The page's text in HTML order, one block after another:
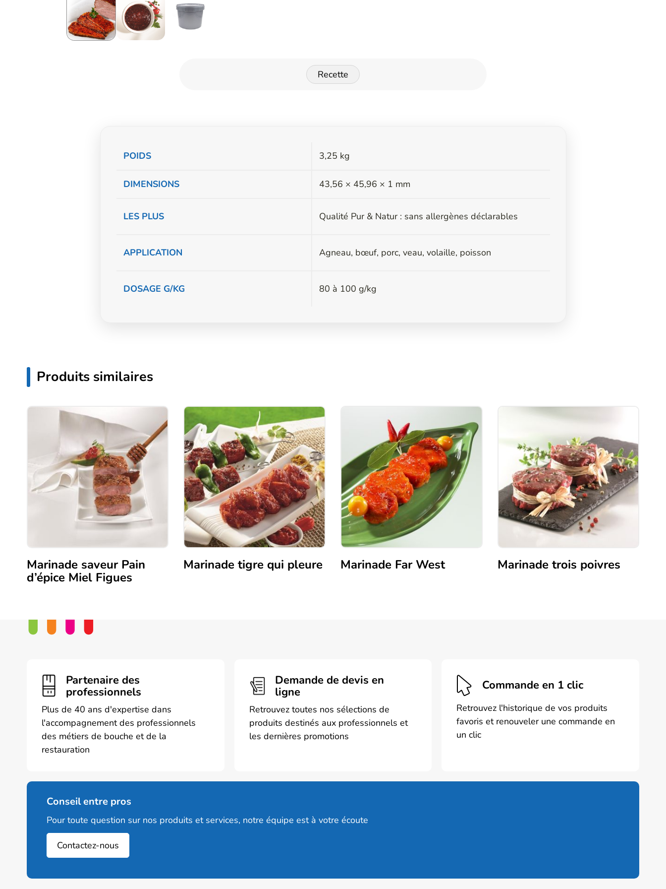
Recette
Informations
POIDS 3,25 kg
DIMENSIONS 43,56 × 45,96 × 1 mm
LES PLUS Qualité Pur & Natur : sans allergènes déclarables
APPLICATION Agneau, bœuf, porc, veau, volaille, poisson
DOSAGE G/KG 80 à 100 g/kg
Produits similaires
Marinade saveur Pain
d’épice Miel Figues
Marinade tigre qui pleure Marinade Far West Marinade trois poivres
Partenaire des
professionnels
Plus de 40 ans d'expertise dans
l'accompagnement des professionnels
des métiers de bouche et de la
restauration
Demande de devis en
ligne
Retrouvez toutes nos sélections de
produits destinés aux professionnels et
les dernières promotions
Commande en 1 clic
Retrouvez l'historique de vos produits
favoris et renouveler une commande en
un clic
Conseil entre pros
Pour toute question sur nos produits et services, notre équipe est à votre écoute
Contactez-nous